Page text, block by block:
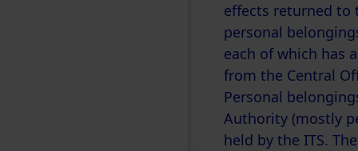
effects returned to
personal
each of which has
from the Central
Personal
Authority (mostly
held by the ITS.